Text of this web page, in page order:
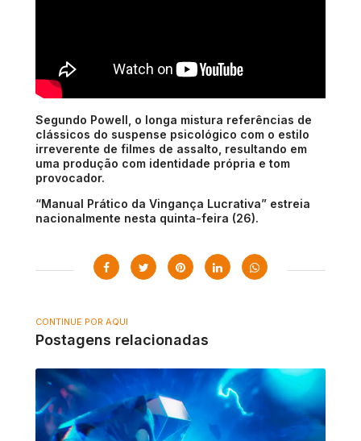
Segundo Powell, o longa mistura referências de
clássicos do suspense psicológico com o estilo
irreverente de filmes de assalto, resultando em
uma produção com identidade própria e tom
provocador.
“Manual Prático da Vingança Lucrativa” estreia
nacionalmente nesta quinta-feira (26).
CONTINUE POR AQUI
Postagens relacionadas